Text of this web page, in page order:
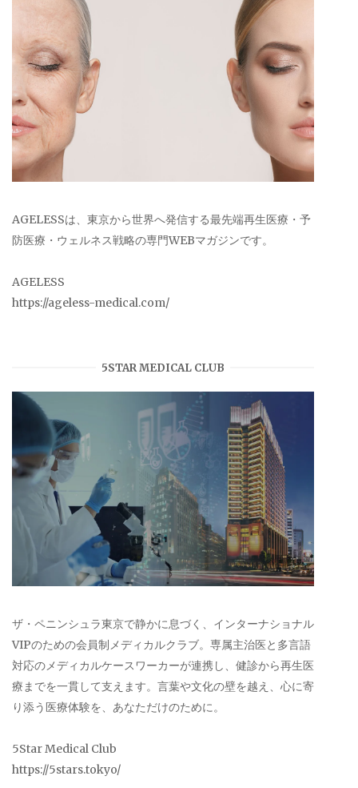
AGELESSは、東京から世界へ発信する最先端再生医療・予
防医療・ウェルネス戦略の専門WEBマガジンです。
AGELESS
https://ageless-medical.com/
5STAR MEDICAL CLUB
ザ・ペニンシュラ東京で静かに息づく、インターナショナル
VIPのための会員制メディカルクラブ。専属主治医と多言語
対応のメディカルケースワーカーが連携し、健診から再生医
療までを一貫して支えます。言葉や文化の壁を越え、心に寄
り添う医療体験を、あなただけのために。
5Star Medical Club
https://5stars.tokyo/